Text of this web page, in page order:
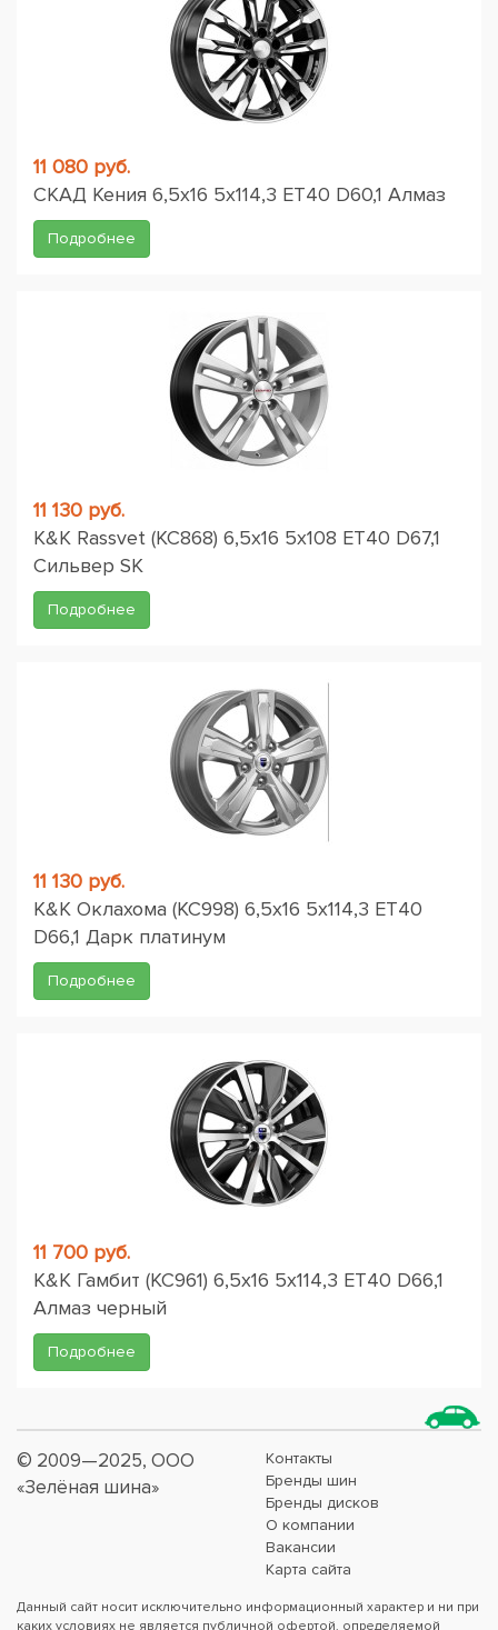
11 080 руб.
СКАД Кения 6,5x16 5x114,3 ET40 D60,1 Алмаз
Подробнее
11 130 руб.
K&K Rassvet (КС868) 6,5x16 5x108 ET40 D67,1
Сильвер SK
Подробнее
11 130 руб.
K&K Оклахома (КС998) 6,5x16 5x114,3 ET40
D66,1 Дарк платинум
Подробнее
11 700 руб.
K&K Гамбит (КС961) 6,5x16 5x114,3 ET40 D66,1
Алмаз черный
Подробнее
© 2009—2025, ООО
«Зелёная шина»
Контакты
Бренды шин
Бренды дисков
О компании
Вакансии
Карта сайта
Данный сайт носит исключительно информационный характер и ни при
каких условиях не является публичной офертой, определяемой